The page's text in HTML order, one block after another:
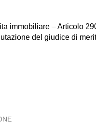
immobiliare – Articolo
del giudice di